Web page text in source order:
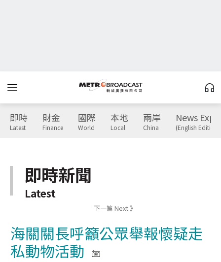
即時
Latest
財金
Finance
國際
World
本地
Local
兩岸
China
News
(English Edition)
即時新聞
Latest
下一篇 Next 》
海關關長呼籲公眾舉報懷疑走
私動物活動